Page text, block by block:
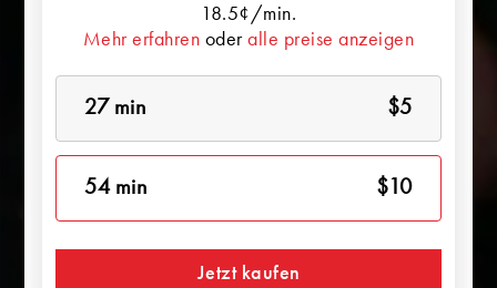
18.5¢/min.
Mehr erfahren oderalle preise anzeigen
27 min $5
54 min $10
Jetzt kaufen